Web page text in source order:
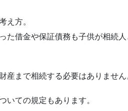
え方。
た借金や保証債務も子供が相続
産まで相続する必要はありません
いての規定もあります。